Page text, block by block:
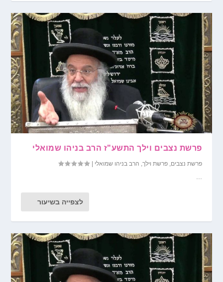
פרשת נצבים וילך התשע"ז הרב בניהו שמואלי
פרשת נצבים ,פרשת וילך הרב בניהו שמואלי |
לצפייה בשיעור